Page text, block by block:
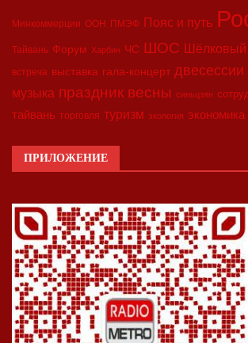
Минкоммерции ООН ПМЭФ Пояс и путь
Тайвань Форум Харбин ЧС ШОС Шёлковый
встреча выставка гала-концерт двесессии
музыка праздник весны синьцзян
тайвань торговля туризм экология экономика
ПРИЛОЖЕНИЕ